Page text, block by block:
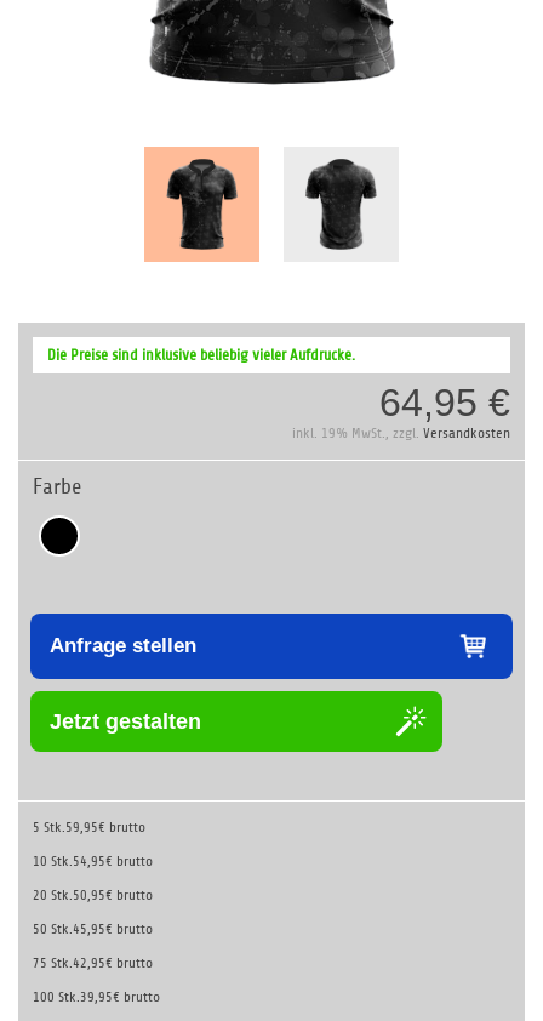
Anfang
der
Die Preise sind inklusive beliebig vieler Aufdrucke.
64,95 €
inkl. 19% MwSt., zzgl. Versandkosten
Farbe
Anfrage stellen
Jetzt gestalten
5 Stk.59,95€ brutto
10 Stk.54,95€ brutto
20 Stk.50,95€ brutto
50 Stk.45,95€ brutto
75 Stk.42,95€ brutto
100 Stk.39,95€ brutto